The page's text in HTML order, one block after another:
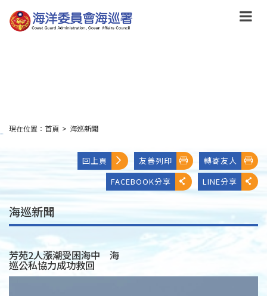
到
主
:::
現在位置： 首頁 > 海巡新聞
回上頁 友善列印
轉寄友人
FACEBOOK分享
LINE分享
海巡新聞
芳苑2人漲潮受困海中 海
巡公私協力成功救回